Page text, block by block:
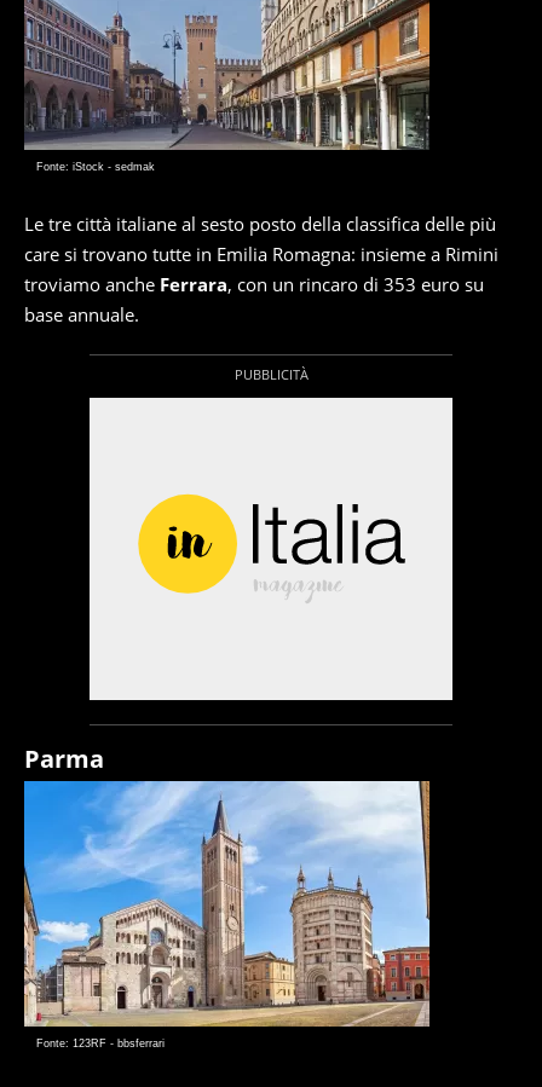
Fonte: iStock - sedmak
Le tre città italiane al sesto posto della classifica delle più
care si trovano tutte in Emilia Romagna: insieme a Rimini
troviamo anche Ferrara, con un rincaro di 353 euro su
base annuale.
Parma
Fonte: 123RF - bbsferrari